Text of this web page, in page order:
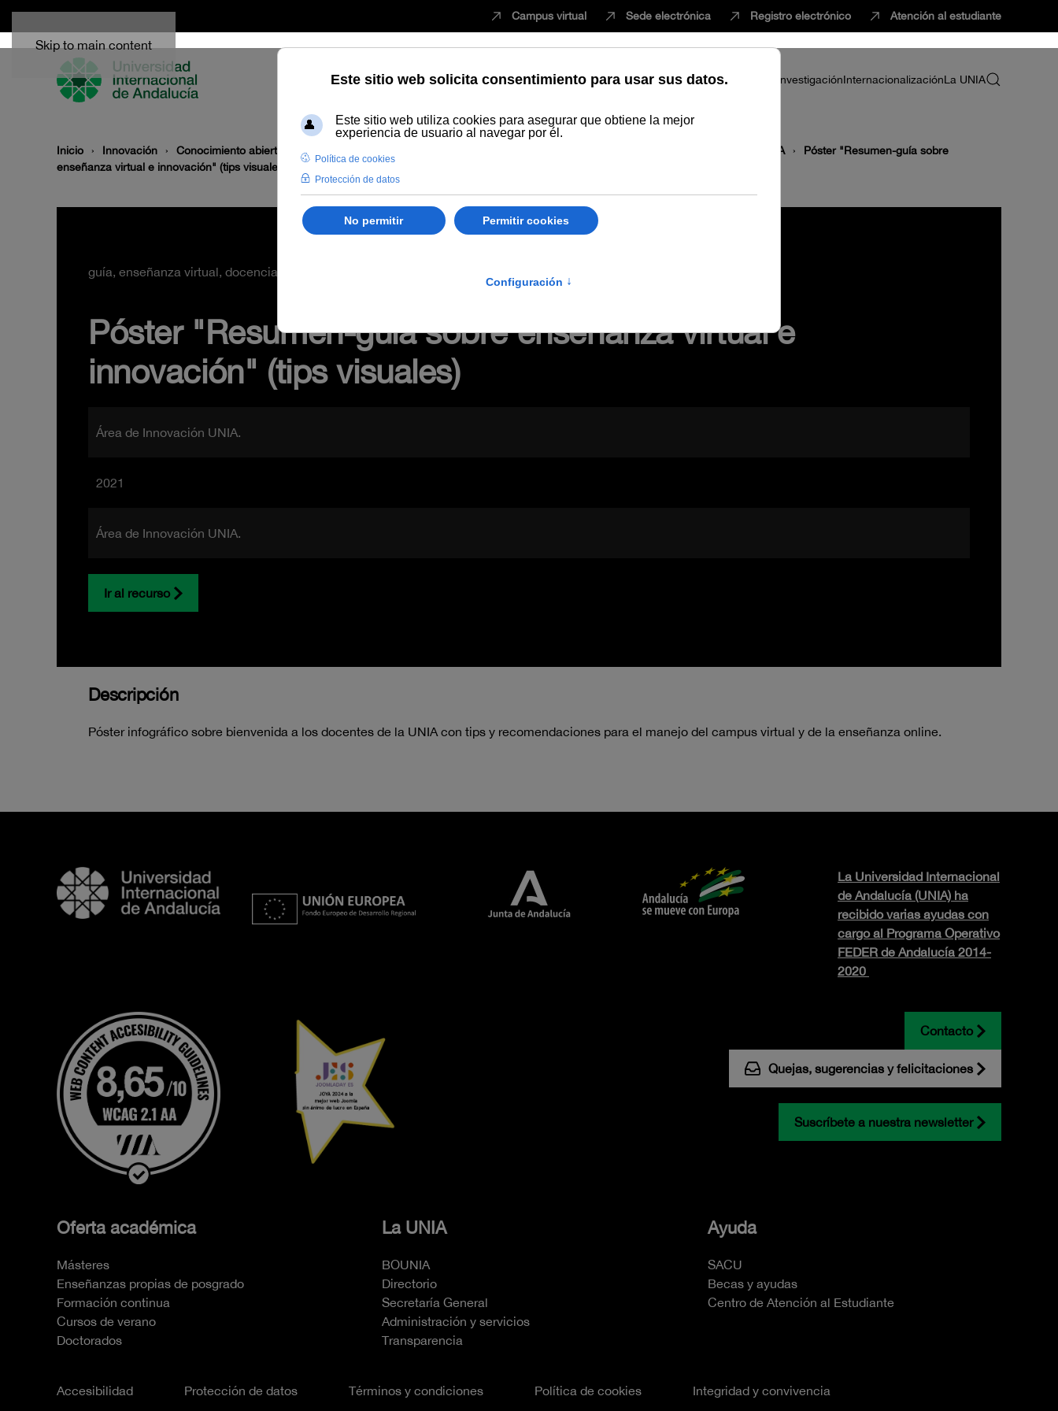
Skip to main content
Campus virtual Sede electrónica Registro electrónico Atención al estudiante
EstudiarInnovaciónVida universitariaProfesorado InvestigaciónInternacionalizaciónLa UNIA
Inicio Innovación Conocimiento abierto y difusión Manejo del campus virtual de la UNIA
Póster "Resumen-guía sobre
enseñanza virtual e innovación" (tips visuales)
guía, enseñanza virtual, docencia, tips, consejos, bienvenida
Póster "Resumen-guía sobre enseñanza virtual e
innovación" (tips visuales)
Área de Innovación UNIA.
2021
Área de Innovación UNIA.
Ir al recurso
Descripción
Póster infográfico sobre bienvenida a los docentes de la UNIA con tips y recomendaciones para el manejo del campus virtual y de la enseñanza online.
La Universidad Internacional
de Andalucía (UNIA) ha
recibido varias ayudas con
cargo al Programa Operativo
FEDER de Andalucía 2014-
2020
Contacto
Quejas, sugerencias y felicitaciones
Suscríbete a nuestra newsletter
Oferta académica
Másteres
Enseñanzas propias de posgrado
Formación continua
Cursos de verano
Doctorados
La UNIA
BOUNIA
Directorio
Secretaría General
Administración y servicios
Transparencia
Ayuda
SACU
Becas y ayudas
Centro de Atención al Estudiante
Accesibilidad Protección de datos Términos y condiciones Política de cookies Integridad y convivencia